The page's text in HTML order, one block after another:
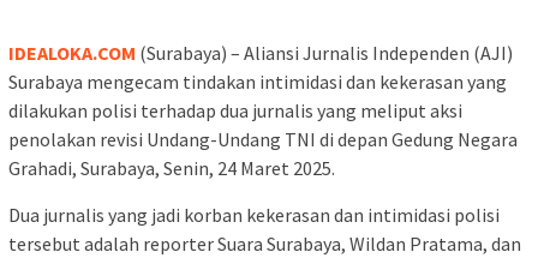
IDEALOKA.COM (Surabaya) – Aliansi Jurnalis Independen (AJI)
Surabaya mengecam tindakan intimidasi dan kekerasan yang
dilakukan polisi terhadap dua jurnalis yang meliput aksi
penolakan revisi Undang-Undang TNI di depan Gedung Negara
Grahadi, Surabaya, Senin, 24 Maret 2025.
Dua jurnalis yang jadi korban kekerasan dan intimidasi polisi
tersebut adalah reporter Suara Surabaya, Wildan Pratama, dan